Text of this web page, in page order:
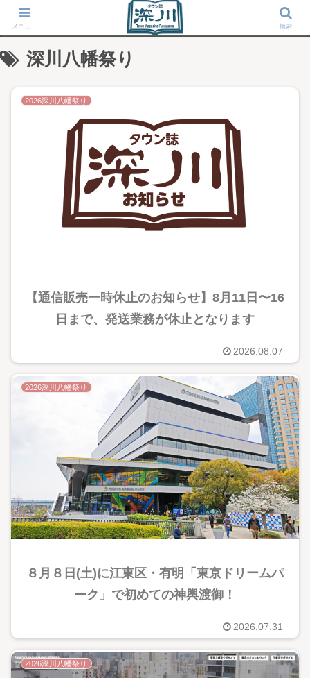
タウン誌「深川」が運営する東京深川の地域情報サイト
深川八幡祭り
2026深川八幡祭り
【通信販売一時休止のお知らせ】8月11日〜16
日まで、発送業務が休止となります
2026.08.07
2026深川八幡祭り
８月８日(土)に江東区・有明「東京ドリームパ
ーク」で初めての神輿渡御！
2026.07.31
2026深川八幡祭り
メニュー 検索